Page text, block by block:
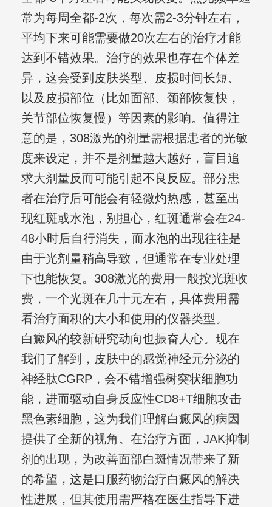
常为每周全都-2次，每次需2-3分钟左右，
平均下来可能需要做20次左右的治疗才能
达到不错效果。治疗的效果也存在个体差
异，这会受到皮肤类型、皮损时间长短、
以及皮损部位（比如面部、颈部恢复快，
关节部位恢复慢）等因素的影响。值得注
意的是，308激光的剂量需根据患者的光敏
度来设定，并不是剂量越大越好，盲目追
求大剂量反而可能引起不良反应。部分患
者在治疗后可能会有轻微灼热感，甚至出
现红斑或水泡，别担心，红斑通常会在24-
48小时后自行消失，而水泡的出现往往是
由于光剂量稍高导致，但通常在专业处理
下也能恢复。308激光的费用一般按光斑收
费，一个光斑在几十元左右，具体费用需
看治疗面积的大小和使用的仪器类型。
白癜风的较新研究动向也振奋人心。现在
我们了解到，皮肤中的感觉神经元分泌的
神经肽CGRP，会不错增强树突状细胞功
能，进而驱动自身反应性CD8+T细胞攻击
黑色素细胞，这为我们理解白癜风的病因
提供了全新的视角。在治疗方面，JAK抑制
剂的出现，为改善面部白斑情况带来了新
的希望，这是口服药物治疗白癜风的解决
性进展，但其使用需严格在医生指导下进